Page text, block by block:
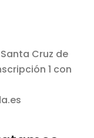
Cruz de
1 con